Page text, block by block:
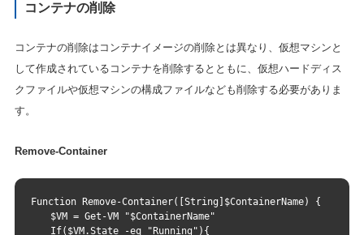
コンテナの削除
コンテナの削除はコンテナイメージの削除とは異なり、仮想マシンと
して作成されているコンテナを削除するとともに、仮想ハードディス
クファイルや仮想マシンの構成ファイルなども削除する必要がありま
す。
Remove-Container
Function Remove-Container([String]$ContainerName) {
$VM = Get-VM "$ContainerName"
If($VM.State -eq "Running"){